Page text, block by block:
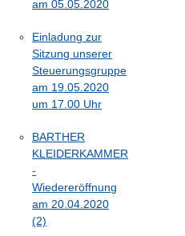
am 05.05.2020
Einladung zur
Sitzung unserer
Steuerungsgruppe
am 19.05.2020
um 17.00 Uhr
BARTHER
KLEIDERKAMMER
-
Wiedereröffnung
am 20.04.2020
(2)